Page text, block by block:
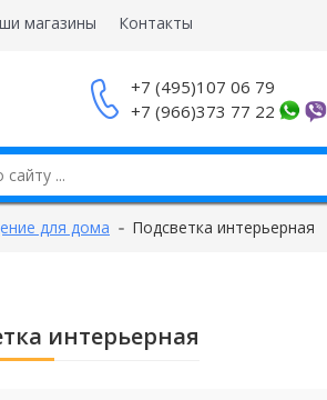
магазины Контакты
+7 (495)107 06 79
+7 (966)373 77 22
для дома Подсветка интерьерная
интерьерная